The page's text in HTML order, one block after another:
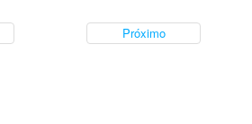
Próximo